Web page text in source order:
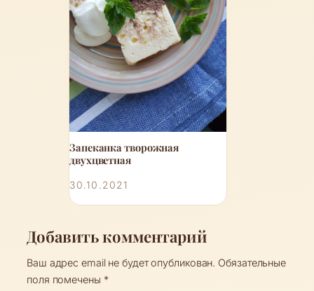
Запеканка творожная
двухцветная
30.10.2021
Добавить комментарий
Ваш адрес email не будет опубликован. Обязательные
поля помечены *